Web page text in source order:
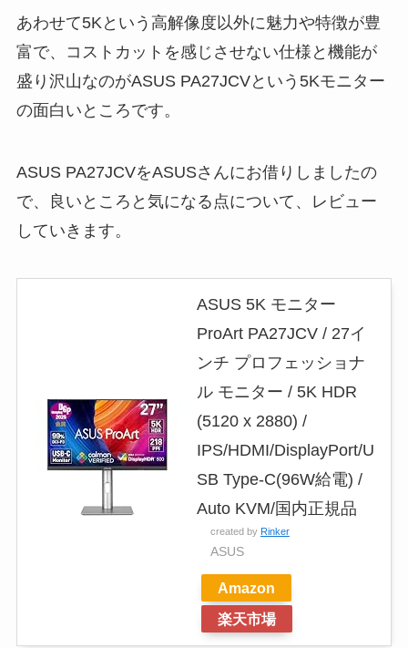
あわせて5Kという高解像度以外に魅力や特徴が豊
富で、コストカットを感じさせない仕様と機能が
盛り沢山なのがASUS PA27JCVという5Kモニター
の面白いところです。
ASUS PA27JCVをASUSさんにお借りしましたの
で、良いところと気になる点について、レビュー
していきます。
ASUS 5K モニター
ProArt PA27JCV / 27イ
ンチ プロフェッショナ
ル モニター / 5K HDR
(5120 x 2880) /
IPS/HDMI/DisplayPort/U
SB Type-C(96W給電) /
Auto KVM/国内正規品
created by Rinker
ASUS
Amazon
楽天市場